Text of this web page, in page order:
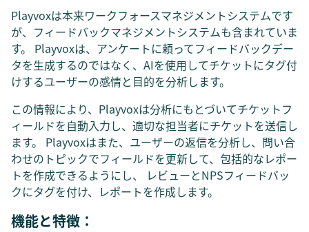
Playvoxは本来ワークフォースマネジメントシステムです
が、フィードバックマネジメントシステムも含まれていま
す。 Playvoxは、アンケートに頼ってフィードバックデー
タを生成するのではなく、AIを使用してチケットにタグ付
けするユーザーの感情と目的を分析します。
この情報により、Playvoxは分析にもとづいてチケットフ
ィールドを自動入力し、適切な担当者にチケットを送信し
ます。 Playvoxはまた、ユーザーの返信を分析し、問い合
わせのトピックでフィールドを更新して、包括的なレポー
トを作成できるようにし、 レビューとNPSフィードバッ
クにタグを付け、レポートを作成します。
機能と特徴：